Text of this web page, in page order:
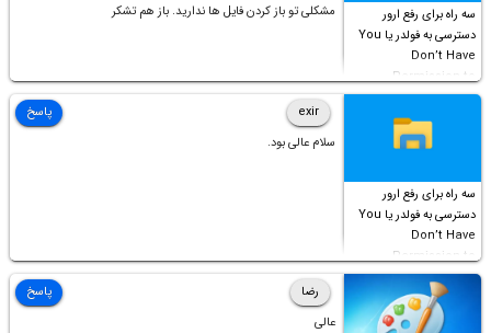
سه راه برای رفع ارور
دسترسی به فولدر یا You
Don’t Have
Permission to
Access this folder
مشکلی تو باز کردن فایل ها ندارید. باز هم تشکر
سه راه برای رفع ارور
دسترسی به فولدر یا You
Don’t Have
Permission to
Access this folder
exir
سلام عالی بود.
پاسخ
رضا
عالی
پاسخ